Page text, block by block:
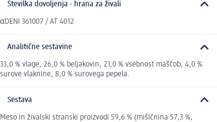
Številka dovoljenja - hrana za živali
αDENI 361007 / AT 4012
Analitične sestavine
33,0 % vlage, 26,0 % beljakovin, 21,0 % vsebnost maščob, 4,0 %
surove vlaknine, 8,0 % surovega pepela.
Sestava
Meso in živalski stranski proizvodi 59,6 % (mišičnina 57,3 %,